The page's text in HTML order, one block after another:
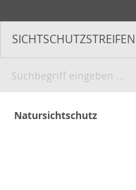
SICHTSCHUTZSTREIFEN
Natursichtschutz